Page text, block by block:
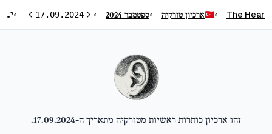
The Hear
⟵ ארכיון טורקיה⟵ספטמבר 2024 ⟵היום הקודם
17.09.2024 היום הבא
⟵ יום התפוצצות האיתוריות של חיזבאללה
זהו ארכיון כותרות ראשיות מטורקיה מתאריך ה-17.09.2024
.